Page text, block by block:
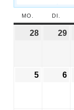
MO. DI.
28 29
5 6